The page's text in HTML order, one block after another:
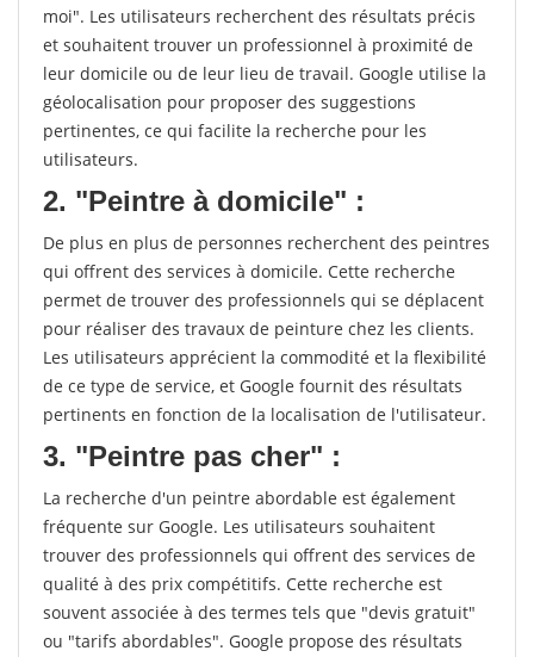
moi". Les utilisateurs recherchent des résultats précis
et souhaitent trouver un professionnel à proximité de
leur domicile ou de leur lieu de travail. Google utilise la
géolocalisation pour proposer des suggestions
pertinentes, ce qui facilite la recherche pour les
utilisateurs.
2. "Peintre à domicile" :
De plus en plus de personnes recherchent des peintres
qui offrent des services à domicile. Cette recherche
permet de trouver des professionnels qui se déplacent
pour réaliser des travaux de peinture chez les clients.
Les utilisateurs apprécient la commodité et la flexibilité
de ce type de service, et Google fournit des résultats
pertinents en fonction de la localisation de l'utilisateur.
3. "Peintre pas cher" :
La recherche d'un peintre abordable est également
fréquente sur Google. Les utilisateurs souhaitent
trouver des professionnels qui offrent des services de
qualité à des prix compétitifs. Cette recherche est
souvent associée à des termes tels que "devis gratuit"
ou "tarifs abordables". Google propose des résultats